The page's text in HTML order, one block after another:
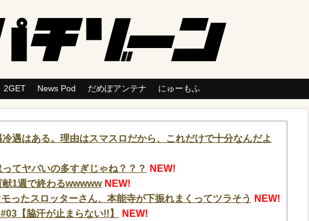
2GET News Pod だめぽアンテナ にゅーもふ
遇はある。理由はスマスロだから、これだけで十分なんだよ
てヤバいの多すぎじゃね？？？
NEW!
1週で終わるwwwww NEW!
ったスロッターさん、本能寺が下振れまくってツラそう
NEW!
【脇汗が止まらない!!】
NEW!